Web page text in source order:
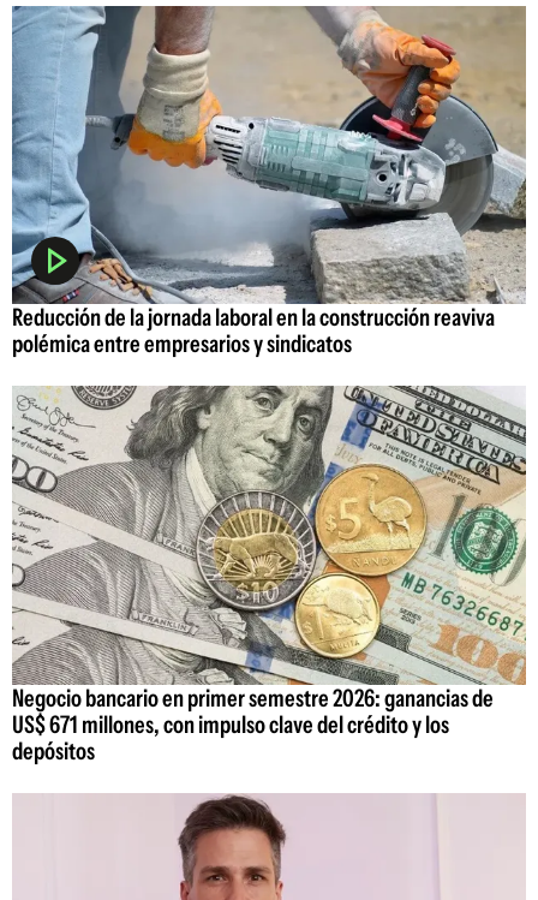
Reducción de la jornada laboral en la construcción reaviva
polémica entre empresarios y sindicatos
Negocio bancario en primer semestre 2026: ganancias de
US$ 671 millones, con impulso clave del crédito y los
depósitos